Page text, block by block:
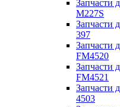
Запчасти
M227S
Запчасти
397
Запчасти
FM4520
Запчасти
FM4521
Запчасти
4503